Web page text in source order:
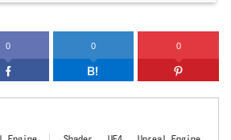
Twitter
0
Facebook
0
はてなブッ
0